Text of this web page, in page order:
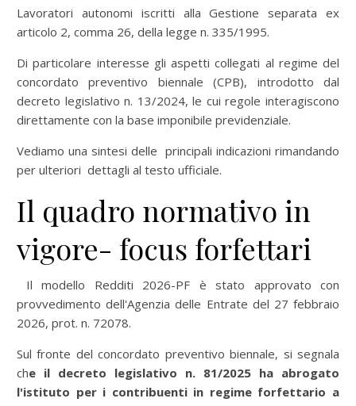
Lavoratori autonomi iscritti alla Gestione separata ex
articolo 2, comma 26, della legge n. 335/1995.
Di particolare interesse gli aspetti collegati al regime del
concordato preventivo biennale (CPB), introdotto dal
decreto legislativo n. 13/2024, le cui regole interagiscono
direttamente con la base imponibile previdenziale.
Vediamo una sintesi delle principali indicazioni rimandando
per ulteriori dettagli al testo ufficiale.
Il quadro normativo in
vigore- focus forfettari
Il modello Redditi 2026-PF è stato approvato con
provvedimento dell'Agenzia delle Entrate del 27 febbraio
2026, prot. n. 72078.
Sul fronte del concordato preventivo biennale, si segnala
che il decreto legislativo n. 81/2025 ha abrogato
l'istituto per i contribuenti in regime forfettario a